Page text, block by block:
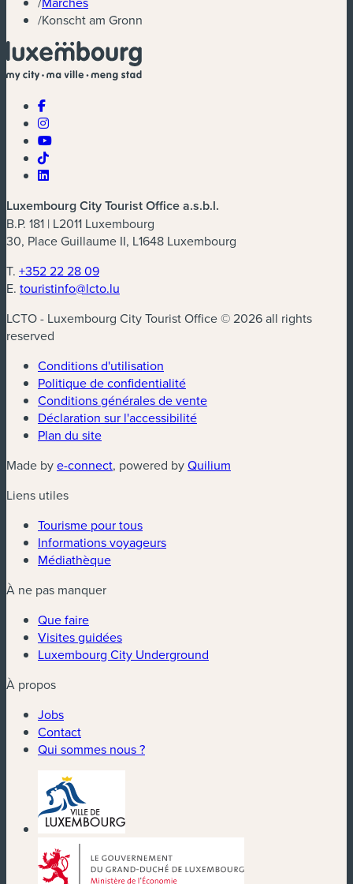
/Konscht am Gronn
Luxembourg City Tourist Office a.s.b.l.
B.P. 181 | L2011 Luxembourg
30, Place Guillaume II, L1648 Luxembourg
T. +352 22 28 09
E. touristinfo@lcto.lu
LCTO - Luxembourg City Tourist Office © 2026 all rights
reserved
Conditions d'utilisation
Politique de confidentialité
Conditions générales de vente
Déclaration sur l'accessibilité
Plan du site
Made bye-connect(nouvelle fenêtre)
, powered byQuilium
Liens utiles
Tourisme pour tous
Informations voyageurs
Médiathèque
À ne pas manquer
Que faire
Visites guidées
Luxembourg City Underground
À propos
Jobs
Contact
Qui sommes nous ?